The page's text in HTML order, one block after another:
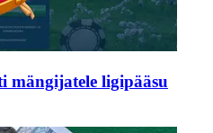
mängijatele ligipääsu